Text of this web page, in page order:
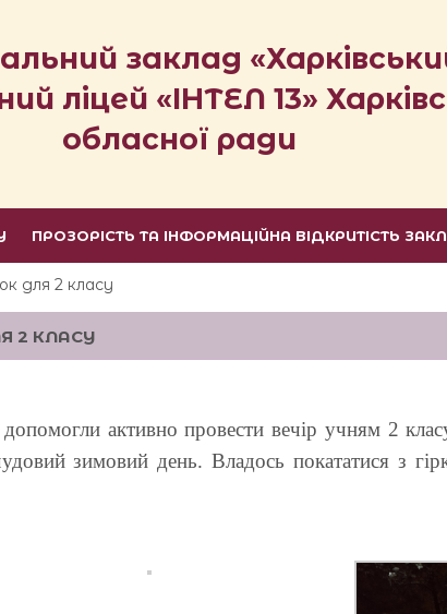
заклад
ліцей «ІНТЕЛ 13»
обласної ради
ПРОЗОРІСТЬ ТА ІНФОРМАЦІЙНА ВІДКРИТІСТЬ
для 2 класу
2 КЛАСУ
допомогли активно провести вечір учням 2
зимовий день. Владось покататися з